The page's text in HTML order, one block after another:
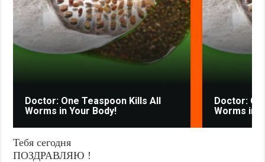
Doctor: One Teaspoon Kills All
Worms in Your Body!
Doctor:
Worms in
Тебя сегодня
ПОЗДРАВЛЯЮ !